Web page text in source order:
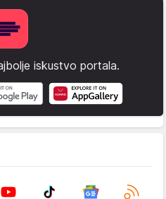
iskustvo portala.